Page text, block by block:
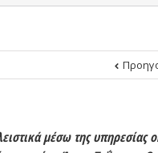
μέσω της υπηρεσίας